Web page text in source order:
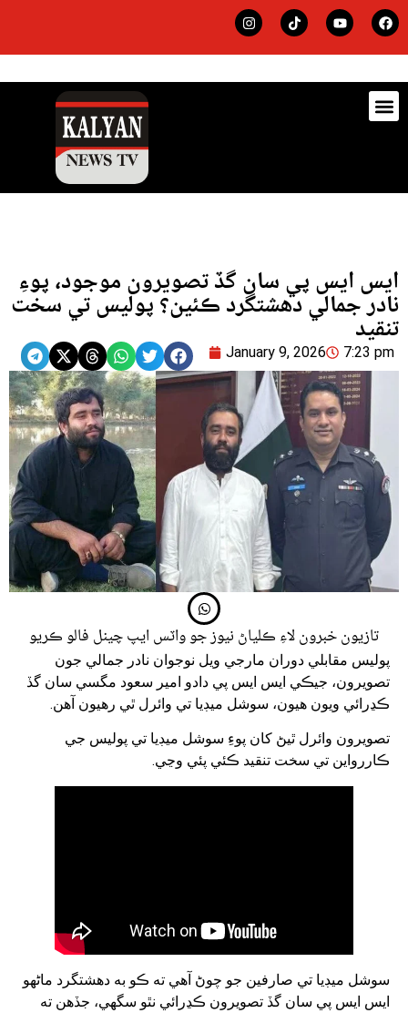
ايس ايس پي سان گڏ تصويرون موجود، پوءِ
نادر جمالي دهشتگرد ڪئين؟ پوليس تي سخت
تنقيد
January 9, 2026 7:23 pm
تازيون خبرون لاءِ ڪلياڻ نيوز جو واٽس ايپ چينل فالو ڪريو
پوليس مقابلي دوران مارجي ويل نوجوان نادر جمالي جون
تصويرون، جيڪي ايس ايس پي دادو امير سعود مگسي سان گڏ
ڪڍرائي ويون هيون، سوشل ميڊيا تي وائرل ٿي رهيون آهن.
تصويرون وائرل ٿيڻ کان پوءِ سوشل ميڊيا تي پوليس جي
ڪاررواين تي سخت تنقيد ڪئي پئي وڃي.
سوشل ميڊيا تي صارفين جو چوڻ آهي ته ڪو به دهشتگرد ماڻهو
ايس ايس پي سان گڏ تصويرون ڪڍرائي نٿو سگهي، جڏهن ته